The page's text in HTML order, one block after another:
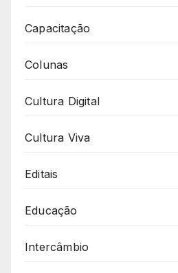
Capacitação
Colunas
Cultura Digital
Cultura Viva
Editais
Educação
Intercâmbio